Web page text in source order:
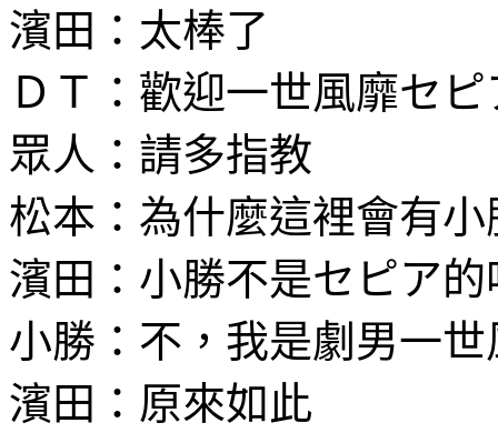
濱田：太棒了
ＤＴ：歡迎一世風靡セピ
眾人：請多指教
松本：為什麼這裡會有小
濱田：小勝不是セピア的
小勝：不，我是劇男一世
濱田：原來如此